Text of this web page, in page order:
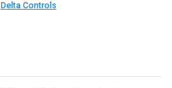
Delta Controls